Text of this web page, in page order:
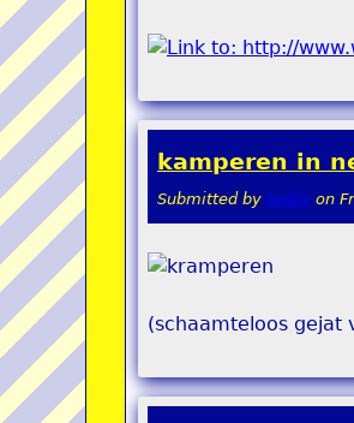
kamperen in
Submitted by teddy on
(schaamteloos gejat